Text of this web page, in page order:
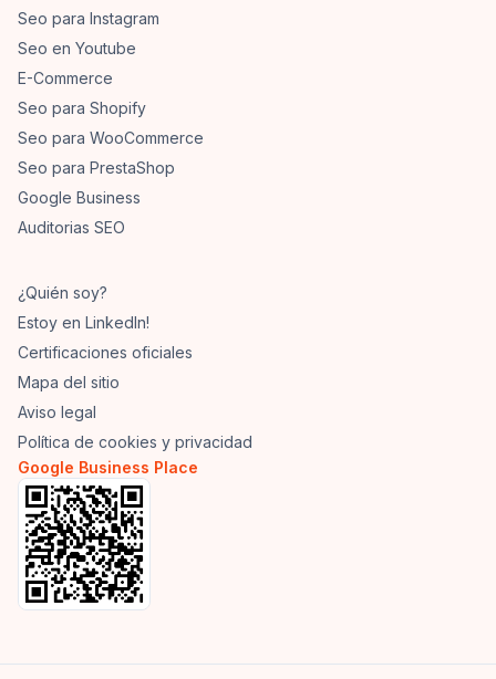
Seo para Instagram
Seo en Youtube
E-Commerce
Seo para Shopify
Seo para WooCommerce
Seo para PrestaShop
Google Business
Auditorias SEO
¿Quién soy?
Estoy en LinkedIn!
Certificaciones oficiales
Mapa del sitio
Aviso legal
Política de cookies y privacidad
Google Business Place